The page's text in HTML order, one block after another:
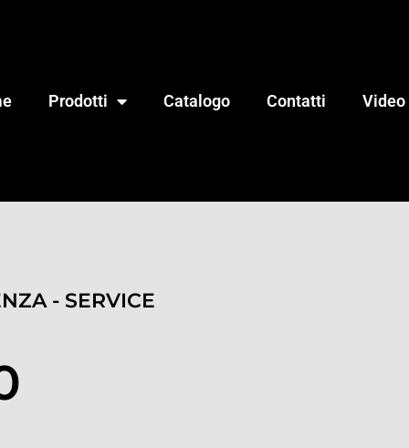
Prodotti Catalogo Contatti Video
- SERVICE